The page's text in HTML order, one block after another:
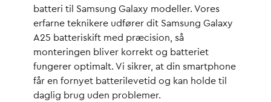
batteri til Samsung Galaxy modeller. Vores
erfarne teknikere udfører dit Samsung Galaxy
A25 batteriskift med præcision, så
monteringen bliver korrekt og batteriet
fungerer optimalt. Vi sikrer, at din smartphone
får en fornyet batterilevetid og kan holde til
daglig brug uden problemer.